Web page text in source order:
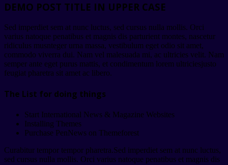
DEMO POST TITLE IN UPPER CASE
Sed imperdiet sem at nunc luctus, sed cursus nulla mollis. Orci
varius natoque penatibus et magnis dis parturient montes, nascetur
ridiculus musnteger urna massa, vestibulum eget odio sit amet,
commodo viverra dui. Nam vel malesuada mi, ac ultricies velit. Nam
semper ante eget purus mattis, et condimentum lorem ultriciesjusto
feugiat pharetra sit amet ac libero.
The List for doing things
Start International News & Magazine Websites
Installing Themes
Purchase PenNews on Themeforest
Curabitur tempor tempor pharetra.Sed imperdiet sem at nunc luctus,
sed cursus nulla mollis. Orci varius natoque penatibus et magnis dis